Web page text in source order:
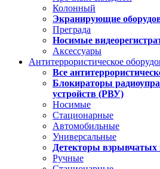
Колонный
Экранирующие
Преграда
Носимые
Аксессуары
Антитеррористическое
Все
Блокираторы
устройств (РВУ)
Носимые
Стационарные
Автомобильные
Универсальные
Детекторы взрывчатых
Ручные